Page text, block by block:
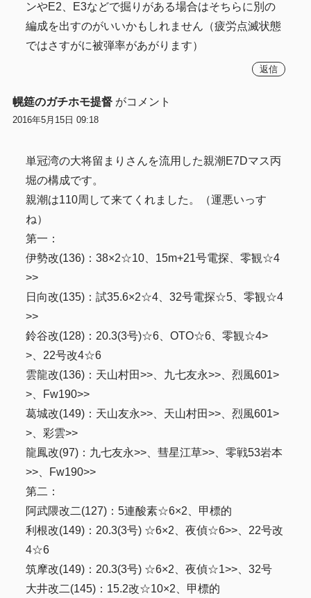
ンやE2、E3などで掘りがある場合はそちらに別の
編成を出すのがいいかもしれません（疲労点滅状態
ではさすがに被弾率があがります）
返信
幌筵のガチホモ提督 がコメント
2016年5月15日 09:18
単冠湾の大将留まりさんを流用した親潮E7Dマス丙
堀の構成です。
親潮は110周して来てくれました。（運悪いっす
ね）
第一：
伊勢改(136)：38×2☆10、15m+21号電探、零観☆4
>>
日向改(135)：試35.6×2☆4、32号電探☆5、零観☆4
>>
鈴谷改(128)：20.3(3号)☆6、OTO☆6、零観☆4>
>、22号改4☆6
雲龍改(136)：天山村田>>、九七友永>>、烈風601>
>、Fw190>>
葛城改(149)：天山友永>>、天山村田>>、烈風601>
>、彩雲>>
龍鳳改(97)：九七友永>>、彗星江草>>、零戦53岩本
>>、Fw190>>
第二：
阿武隈改二(127)：5連酸素☆6×2、甲標的
利根改(149)：20.3(3号) ☆6×2、夜偵☆6>>、22号改
4☆6
筑摩改(149)：20.3(3号) ☆6×2、夜偵☆1>>、32号
大井改二(145)：15.2改☆10×2、甲標的